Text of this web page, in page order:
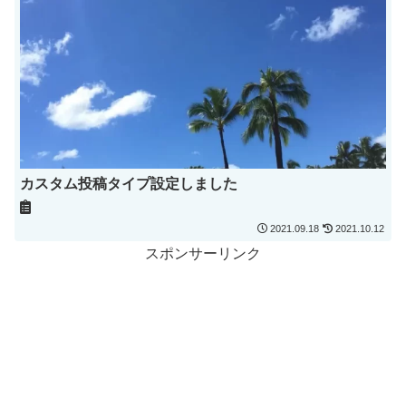
カスタム投稿タイプ設定しました
2021.09.18 2021.10.12
スポンサーリンク